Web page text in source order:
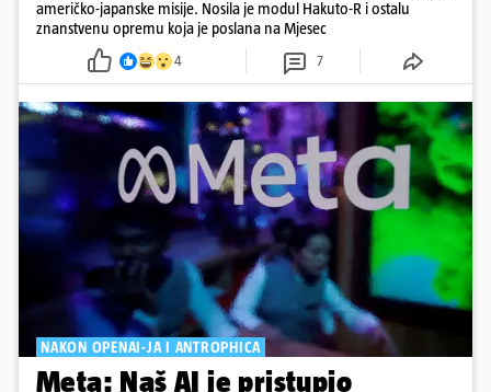
američko-japanske misije. Nosila je modul Hakuto-R i ostalu
znanstvenu opremu koja je poslana na Mjesec
4 7
NAKON OPENAI-JA I ANTROPHICA
Meta: Naš AI je pristupio